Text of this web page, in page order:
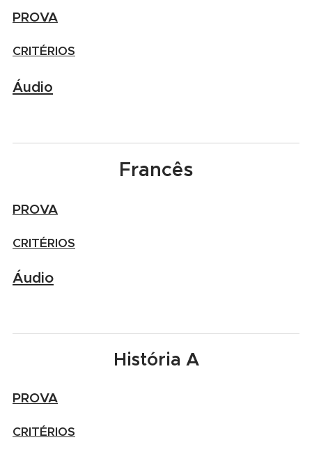
PROVA
CRITÉRIOS
Áudio
Francês
PROVA
CRITÉRIOS
Áudio
História A
PROVA
CRITÉRIOS